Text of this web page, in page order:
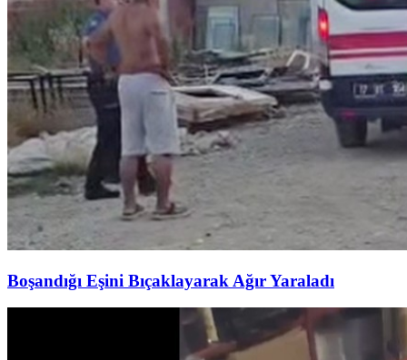
Boşandığı Eşini Bıçaklayarak Ağır Yaraladı